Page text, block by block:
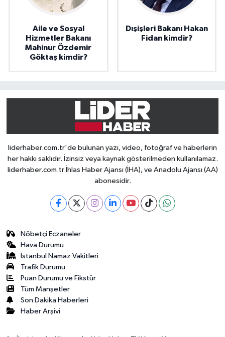
Aile ve Sosyal
Hizmetler Bakanı
Mahinur Özdemir
Göktaş kimdir?
Dışişleri Bakanı Hakan
Fidan kimdir?
liderhaber.com.tr'de bulunan yazı, video, fotoğraf ve haberlerin
her hakkı saklıdır. İzinsiz veya kaynak gösterilmeden kullanılamaz.
liderhaber.com.tr İhlas Haber Ajansı (İHA), ve Anadolu Ajansı (AA)
abonesidir.
Nöbetçi Eczaneler
Hava Durumu
İstanbul Namaz Vakitleri
Trafik Durumu
Puan Durumu ve Fikstür
Tüm Manşetler
Son Dakika Haberleri
Haber Arşivi